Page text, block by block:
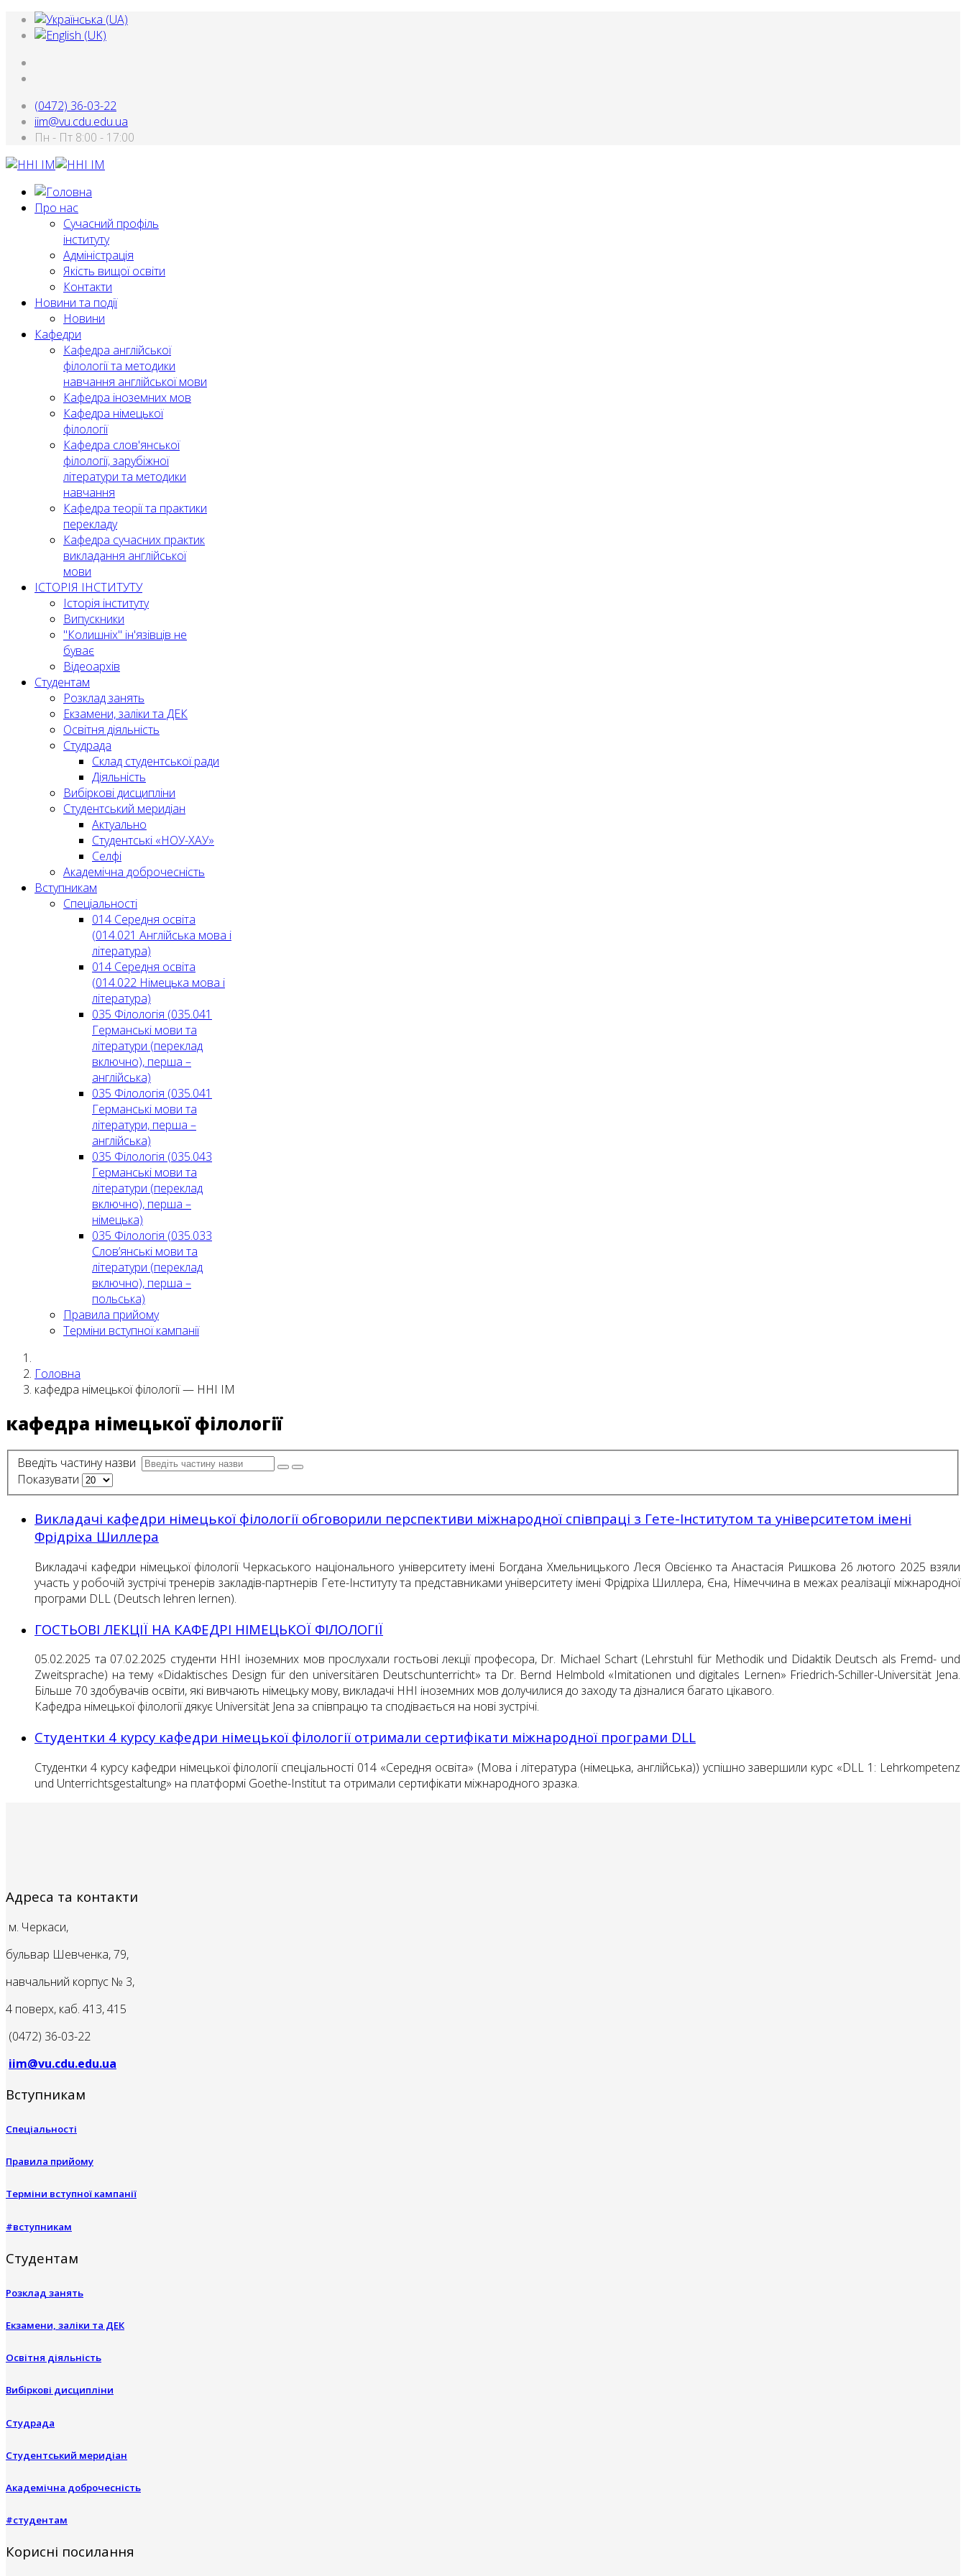
(0472) 36-03-22
iim@vu.cdu.edu.ua
Пн - Пт 8:00 - 17:00
Про нас
Сучасний профіль
інституту
Адміністрація
Якість вищої освіти
Контакти
Новини та події
Новини
Кафедри
Кафедра англійської
філології та методики
навчання англійської мови
Кафедра іноземних мов
Кафедра німецької
філології
Кафедра слов'янської
філології, зарубіжної
літератури та методики
навчання
Кафедра теорії та практики
перекладу
Кафедра сучасних практик
викладання англійської
мови
ІСТОРІЯ ІНСТИТУТУ
Історія інституту
Випускники
"Колишніх" ін'язівців не
буває
Відеоархів
Студентам
Розклад занять
Екзамени, заліки та ДЕК
Освітня діяльність
Студрада
Склад студентської ради
Діяльність
Вибіркові дисципліни
Студентський меридіан
Актуально
Студентські «НОУ-ХАУ»
Селфі
Академічна доброчесність
Вступникам
Спеціальності
014 Середня освіта
(014.021 Англійська мова і
література)
014 Середня освіта
(014.022 Німецька мова і
література)
035 Філологія (035.041
Германські мови та
літератури (переклад
включно), перша –
англійська)
035 Філологія (035.041
Германські мови та
літератури, перша –
англійська)
035 Філологія (035.043
Германські мови та
літератури (переклад
включно), перша –
німецька)
035 Філологія (035.033
Слов’янські мови та
літератури (переклад
включно), перша –
польська)
Правила прийому
Терміни вступної кампанії
Головна
кафедра німецької філології — ННІ ІМ
кафедра німецької філології
Введіть частину назви
Показувати
Викладачі кафедри німецької філології обговорили перспективи міжнародної співпраці з Гете-Інститутом та університетом імені
Фрідріха Шиллера
Викладачі кафедри німецької філології Черкаського національного університету імені Богдана Хмельницького Леся Овсієнко та Анастасія Ришкова 26 лютого 2025 взяли
участь у робочій зустрічі тренерів закладів-партнерів Гете-Інституту та представниками університету імені Фрідріха Шиллера, Єна, Німеччина в межах реалізації міжнародної
програми DLL (Deutsch lehren lernen).
ГОСТЬОВІ ЛЕКЦІЇ НА КАФЕДРІ НІМЕЦЬКОЇ ФІЛОЛОГІЇ
05.02.2025 та 07.02.2025 студенти ННІ іноземних мов прослухали гостьові лекції професора, Dr. Michael Schart (Lehrstuhl für Methodik und Didaktik Deutsch als Fremd- und
Zweitsprache) на тему «Didaktisches Design für den universitären Deutschunterricht» та Dr. Bernd Helmbold «Imitationen und digitales Lernen» Friedrich-Schiller-Universität Jena.
Більше 70 здобувачів освіти, які вивчають німецьку мову, викладачі ННІ іноземних мов долучилися до заходу та дізналися багато цікавого.
Кафедра німецької філології дякує Universität Jena за співпрацю та сподівається на нові зустрічі.
Студентки 4 курсу кафедри німецької філології отримали сертифікати міжнародної програми DLL
Студентки 4 курсу кафедри німецької філології спеціальності 014 «Середня освіта» (Мова і література (німецька, англійська)) успішно завершили курс «DLL 1: Lehrkompetenz
und Unterrichtsgestaltung» на платформі Goethe-Institut та отримали сертифікати міжнародного зразка.
Адреса та контакти
м. Черкаси,
бульвар Шевченка, 79,
навчальний корпус № 3,
4 поверх, каб. 413, 415
(0472) 36-03-22
iim@vu.cdu.edu.ua
Вступникам
Спеціальності
Правила прийому
Терміни вступної кампанії
#вступникам
Студентам
Розклад занять
Екзамени, заліки та ДЕК
Освітня діяльність
Вибіркові дисципліни
Студрада
Студентський меридіан
Академічна доброчесність
#студентам
Корисні посилання